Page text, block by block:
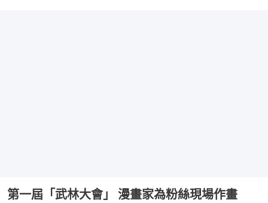
第一屆「武林大會」 漫畫家為粉絲現場作畫